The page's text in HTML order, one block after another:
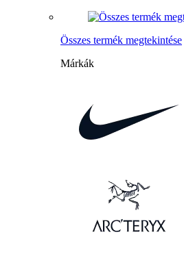
Összes termék megtekintése
Márkák